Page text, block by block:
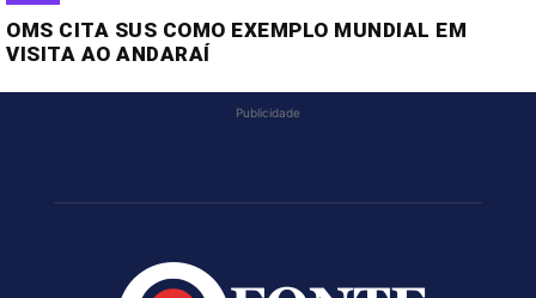
OMS CITA SUS COMO EXEMPLO MUNDIAL EM
VISITA AO ANDARAÍ
Publicidade